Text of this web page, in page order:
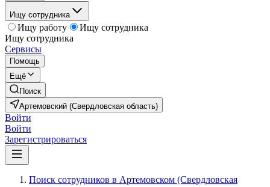
Ищу сотрудника
Ищу работу
Ищу сотрудника
Ищу сотрудника
Сервисы
Помощь
Ещё
Поиск
Артемовский (Свердловская область)
Войти
Войти
Зарегистрироваться
Поиск сотрудников в Артемовском (Свердловская